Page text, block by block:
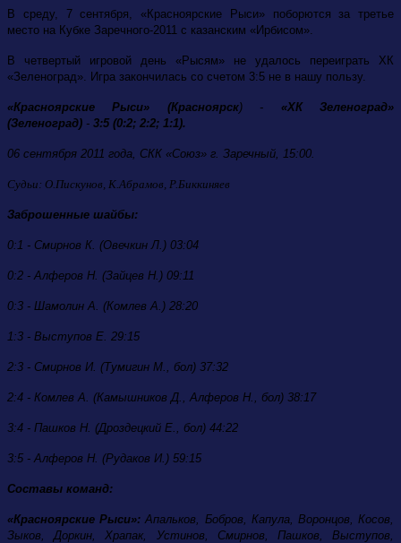
В среду, 7 сентября, «Красноярские Рыси» поборются за третье
место на Кубке Заречного-2011 с казанским «Ирбисом».
В четвертый игровой день «Рысям» не удалось переиграть ХК
«Зеленоград». Игра закончилась со счетом 3:5 не в нашу пользу.
«Красноярские Рыси» (Красноярск) - «ХК Зеленоград»
(Зеленоград) - 3:5 (0:2; 2:2; 1:1).
06 сентября 2011 года, СКК «Союз» г. Заречный, 15:00.
Судьи: О.Пискунов, К.Абрамов, Р.Биккиняев
Заброшенные шайбы:
0:1 - Смирнов К. (Овечкин Л.) 03:04
0:2 - Алферов Н. (Зайцев Н.) 09:11
0:3 - Шамолин А. (Комлев А.) 28:20
1:3 - Выступов Е. 29:15
2:3 - Смирнов И. (Тумигин М., бол) 37:32
2:4 - Комлев А. (Камышников Д., Алферов Н., бол) 38:17
3:4 - Пашков Н. (Дроздецкий Е., бол) 44:22
3:5 - Алферов Н. (Рудаков И.) 59:15
Составы команд:
«Красноярские Рыси»: Апальков, Бобров, Капула, Воронцов, Косов,
Зыков, Доркин, Храпак, Устинов, Смирнов, Пашков, Выступов,